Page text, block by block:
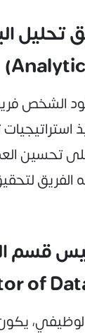
الشخص
تحسين
الفريق
of